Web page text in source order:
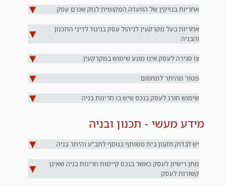
אחריות בנזיקין של הוועדה המקומית לנזק שגרם עסק
אחריות בעל מקרקעין לניהול עסק בניגוד לדיני התכנון
והבניה
צו סגירה לעסק אינו מונע שימוש במקרקעין
פטור מהיתר למחסום
שימוש חורג לעסק בנכס שיש בו חריגות בניה
מידע מעשי - תכנון ובניה
יש לבדוק תקנון בית משותף בנוסף לתב"ע והיתר בניה
מתן רישיון לעסק כאשר בנכס קיימות חריגות בניה שאינן
קשורות לעסק